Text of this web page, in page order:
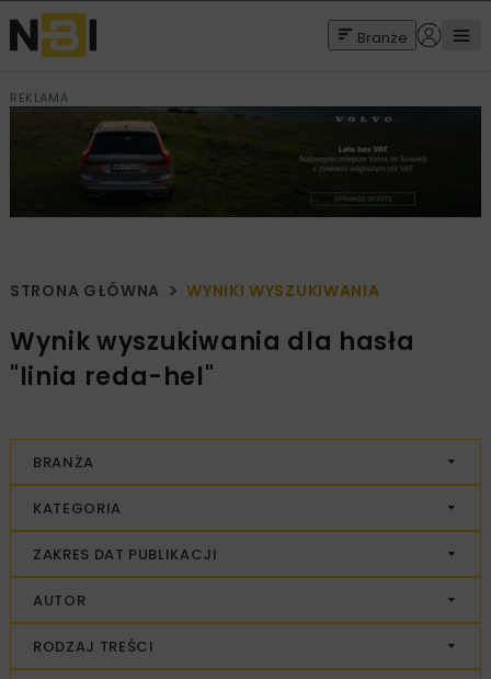
Branże
REKLAMA
STRONA GŁÓWNA WYNIKI WYSZUKIWANIA
Wynik wyszukiwania dla hasła
"linia reda-hel"
BRANŻA
KATEGORIA
ZAKRES DAT PUBLIKACJI
AUTOR
RODZAJ TREŚCI